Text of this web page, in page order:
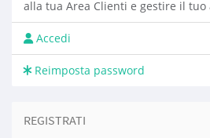
alla tua Area Clienti e gestire il tuo
Accedi
Reimposta password
REGISTRATI